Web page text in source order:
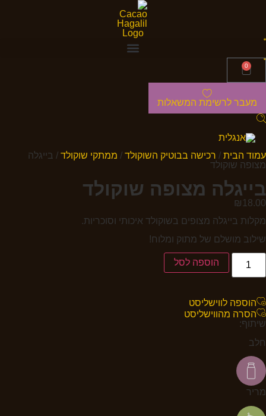
0
מעבר לרשימת המשאלות
עמוד הבית / רכישה בבוטיק השוקולד / ממתקי שוקולד / בייגלה
מצופה שוקולד
בייגלה מצופה שוקולד
₪ 18.00
מקלות בייגלה מצופים בשוקולד איכותי וסוכריות.
שילוב מושלם של מתוק ומלוח!
הוספה לסל
הוספה לווישליסט
הסרה מהווישליסט
שיתוף:
חלב
מריר